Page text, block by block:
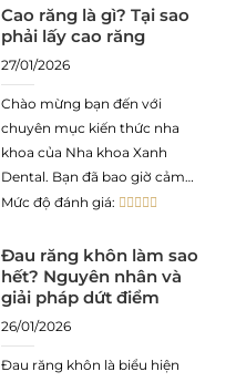
sinh vật nhỏ bé đục khoét
men răng đã trở thành cách
Cao răng là gì? Tại sao
phải lấy cao răng
27/01/2026
Chào mừng bạn đến với
chuyên mục kiến thức nha
khoa của Nha khoa Xanh
Dental. Bạn đã bao giờ cảm
thấy bề mặt phía sau răng cửa
hoặc dù đã đánh răng rất kỹ
nhưng hơi thở vẫn có mùi khó
chịu? Đó
Mức độ đánh giá:
Đau răng khôn làm sao
hết? Nguyên nhân và
giải pháp dứt điểm
26/01/2026
Đau răng khôn là biểu hiện